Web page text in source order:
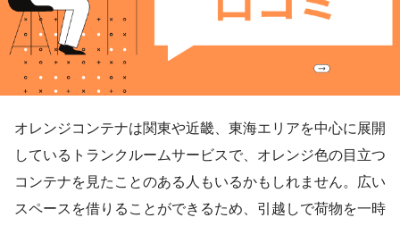
オレンジコンテナは関東や近畿、東海エリアを中心に展開
しているトランクルームサービスで、オレンジ色の目立つ
コンテナを見たことのある人もいるかもしれません。広い
スペースを借りることができるため、引越しで荷物を一時